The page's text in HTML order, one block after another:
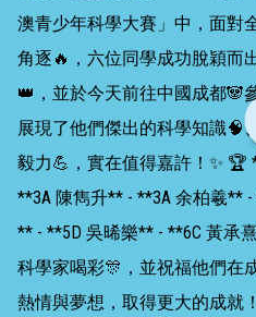
澳青少年科學大賽」中，面對
角逐🔥，六位同學成功脫穎而
👑，並於今天前往中國成都🐼
展現了他們傑出的科學知識🧠
毅力💪，實在值得嘉許！✨
**3A 陳雋升** - **3A 余柏羲**
** - **5D 吳晞樂** - **6C 黃承
科學家喝彩🎊，並祝福他們在
熱情與夢想，取得更大的成就